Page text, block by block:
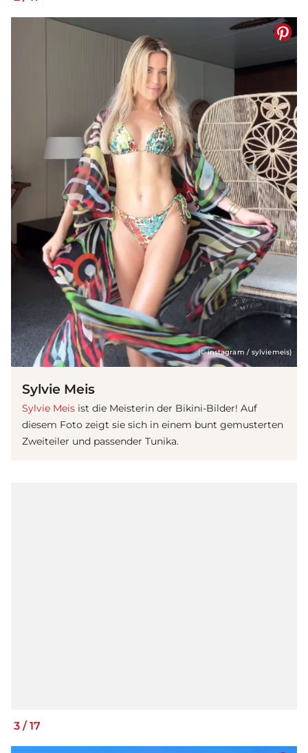
(© instagram / sylviemeis)
Sylvie Meis
Sylvie Meis ist die Meisterin der Bikini-Bilder! Auf
diesem Foto zeigt sie sich in einem bunt gemusterten
Zweiteiler und passender Tunika.
3 /17